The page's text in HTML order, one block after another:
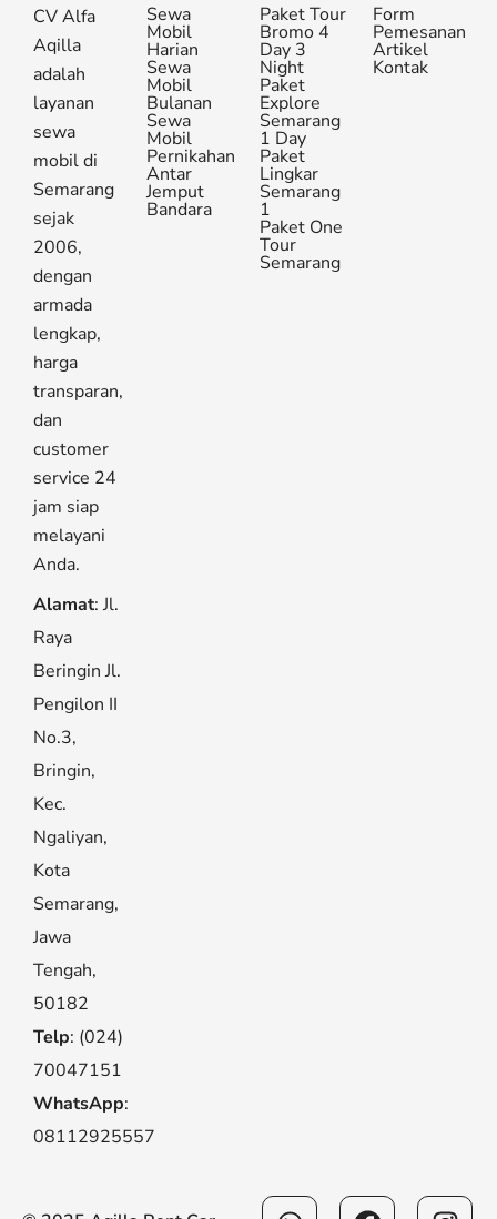
CV Alfa
Aqilla
adalah
layanan
sewa
mobil di
Semarang
sejak
2006,
dengan
armada
lengkap,
harga
transparan,
dan
customer
service 24
jam siap
melayani
Anda.
Alamat: Jl.
Raya
Beringin Jl.
Pengilon II
No.3,
Bringin,
Kec.
Ngaliyan,
Kota
Semarang,
Jawa
Tengah,
50182
Telp: (024)
70047151
WhatsApp:
08112925557
Sewa
Mobil
Harian
Sewa
Mobil
Bulanan
Sewa
Mobil
Pernikahan
Antar
Jemput
Bandara
Paket Tour
Bromo 4
Day 3
Night
Paket
Explore
Semarang
1 Day
Paket
Lingkar
Semarang
1
Paket One
Tour
Semarang
Form
Pemesanan
Artikel
Kontak
WhatsappFacebook